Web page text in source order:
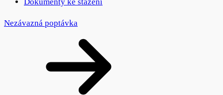
Nezávazná poptávka